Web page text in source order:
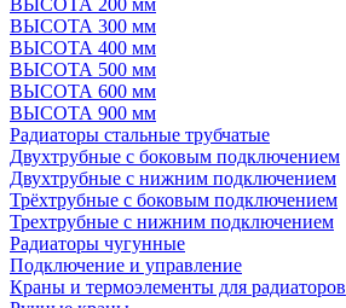
ВЫСОТА 300 мм
ВЫСОТА 400 мм
ВЫСОТА 500 мм
ВЫСОТА 600 мм
ВЫСОТА 900 мм
Радиаторы стальные трубчатые
Двухтрубные с боковым подключением
Двухтрубные с нижним подключением
Трёхтрубные с боковым подключением
Трехтрубные с нижним подключением
Радиаторы чугунные
Подключение и управление
Краны и термоэлементы для радиаторов